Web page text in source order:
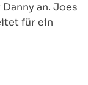
an. Joes
für ein